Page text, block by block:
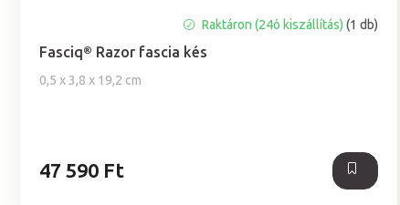
Fasciq® Razor fascia kés
0,5 x 3,8 x 19,2 cm
Raktáron (24ó kiszállítás)(1 db)
47 590 Ft